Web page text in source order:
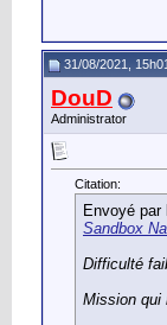
31/08/2021, 15h01
DouD
Administrator
Citation:
Envoyé par
Sandbox
Difficulté
Mission qui